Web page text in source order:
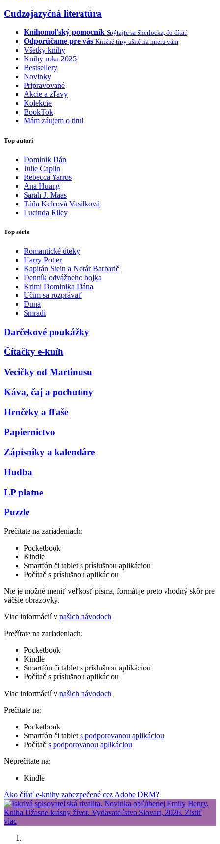
Cudzojazyčná literatúra
Knihomoľský pomocník Spýtajte sa Sherlocka, čo čítať
Odporúčame pre vás Knižné tipy ušité na mieru vám
Všetky knihy
Knihy roka 2025
Bestsellery
Novinky
Pripravované
Akcie a zľavy
Kolekcie
BookTok
Mám záujem o titul
Top autori
Dominik Dán
Julie Caplin
Rebecca Yarros
Ana Huang
Sarah J. Maas
Táňa Keleová Vasilková
Lucinda Riley
Top série
Romantické úteky
Harry Potter
Kapitán Stein a Notár Barbarič
Denník odvážneho bojka
Krimi Dominika Dána
Učím sa rozprávať
Duna
Smradi
Darčekové poukážky
Čítačky e-kníh
Vecičky od Martinusu
Káva, čaj a pochutiny
Hrnčeky a fľaše
Papiernictvo
Zápisníky a kalendáre
Hudba
LP platne
Puzzle
Prečítate na zariadeniach:
Pocketbook
Kindle
Smartfón či tablet s príslušnou aplikáciou
Počítač s príslušnou aplikáciou
Nie je možné meniť veľkosť písma, formát je preto vhodný skôr pre
väčšie obrazovky.
Viac informácií v našich návodoch
Prečítate na zariadeniach:
Pocketbook
Kindle
Smartfón či tablet s príslušnou aplikáciou
Počítač s príslušnou aplikáciou
Viac informácií v našich návodoch
Prečítate na:
Pocketbook
Smartfón či tablet s podporovanou aplikáciou
Počítač s podporovanou aplikáciou
Neprečítate na:
Kindle
Ako čítať e-knihy zabezpečené cez Adobe DRM?